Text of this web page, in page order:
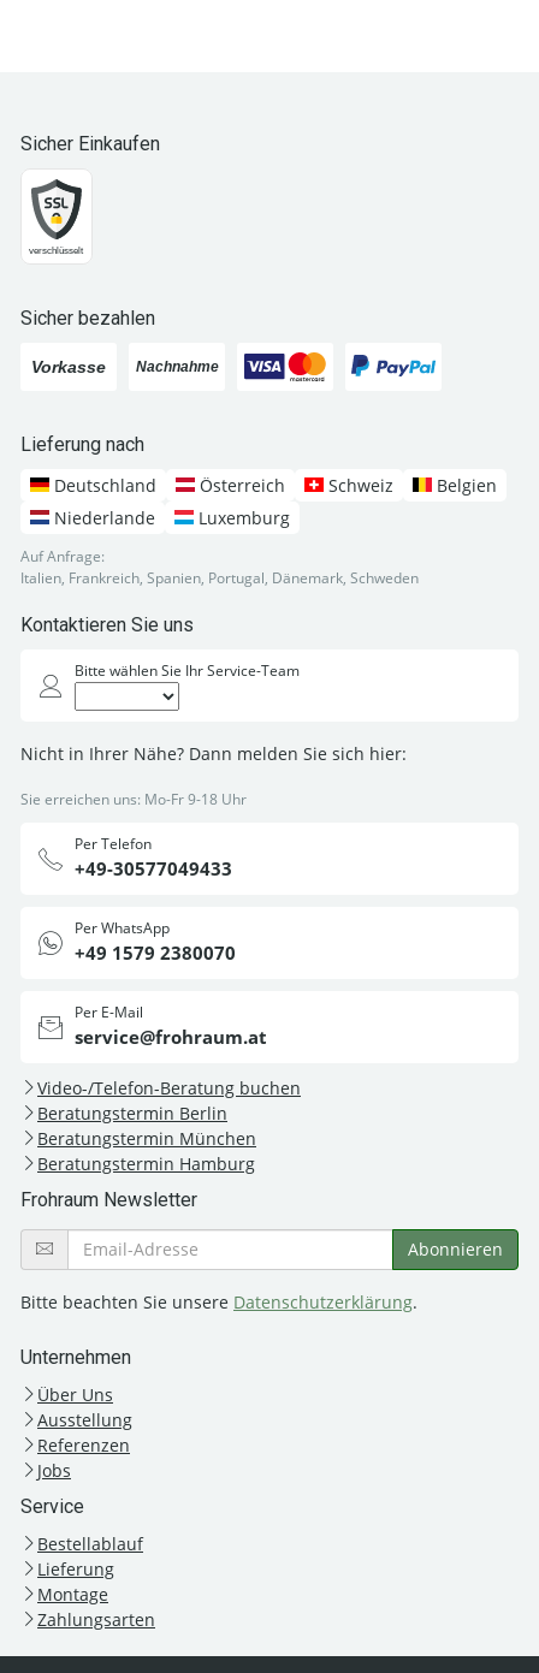
Sicher Einkaufen
Sicher bezahlen
Lieferung nach
Deutschland
Österreich Schweiz
Belgien
Niederlande
Luxemburg
Auf Anfrage:
Italien, Frankreich, Spanien, Portugal, Dänemark, Schweden
Kontaktieren Sie uns
Bitte wählen Sie Ihr Service-Team
Nicht in Ihrer Nähe? Dann melden Sie sich hier:
Sie erreichen uns: Mo-Fr 9-18 Uhr
Per Telefon
+49-30577049433
Per WhatsApp
+49 1579 2380070
Per E-Mail
service@frohraum.at
Video-/Telefon-Beratung buchen
Beratungstermin Berlin
Beratungstermin München
Beratungstermin Hamburg
Frohraum Newsletter
Bitte beachten Sie unsere Datenschutzerklärung.
Unternehmen
Über Uns
Ausstellung
Referenzen
Jobs
Service
Bestellablauf
Lieferung
Montage
Zahlungsarten